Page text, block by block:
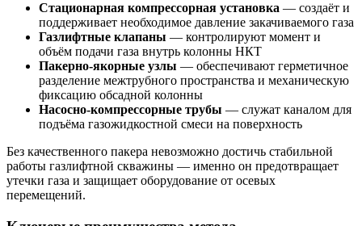
Стационарная компрессорная установка — создаёт и
поддерживает необходимое давление закачиваемого газа
Газлифтные клапаны — контролируют момент и
объём подачи газа внутрь колонны НКТ
Пакерно-якорные узлы — обеспечивают герметичное
разделение межтрубного пространства и механическую
фиксацию обсадной колонны
Насосно-компрессорные трубы — служат каналом для
подъёма газожидкостной смеси на поверхность
Без качественного пакера невозможно достичь стабильной
работы газлифтной скважины — именно он предотвращает
утечки газа и защищает оборудование от осевых
перемещений.